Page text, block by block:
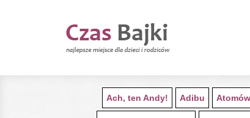
Ach, ten Andy! Adibu